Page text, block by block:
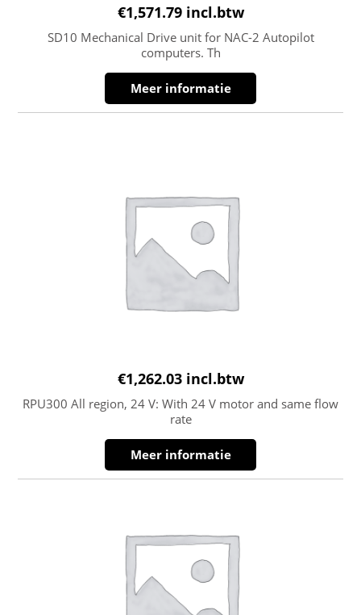
€1,571.79 incl.btw
SD10 Mechanical Drive unit for NAC-2 Autopilot
computers. Th
Meer informatie
€1,262.03 incl.btw
RPU300 All region, 24 V: With 24 V motor and same flow
rate
Meer informatie